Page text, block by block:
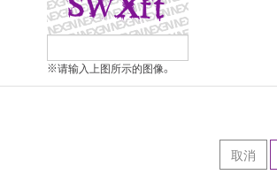
※请输入上图所示的图像。
取消